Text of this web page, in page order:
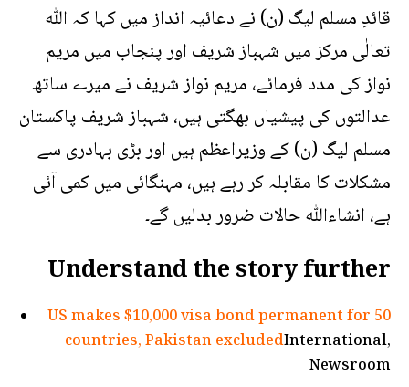
قائدِ مسلم لیگ (ن) نے دعائیہ انداز میں کہا کہ اللّٰه
تعالٰی مرکز میں شہباز شریف اور پنجاب میں مریم
نواز کی مدد فرمائے، مریم نواز شریف نے میرے ساتھ
عدالتوں کی پیشیاں بھگتی ہیں، شہباز شریف پاکستان
مسلم لیگ (ن) کے وزیراعظم ہیں اور بڑی بہادری سے
مشکلات کا مقابلہ کر رہے ہیں، مہنگائی میں کمی آئی
ہے، انشاءاللّٰه حالات ضرور بدلیں گے۔
Understand the story further
US makes $10,000 visa bond permanent for 50
countries, Pakistan excludedInternational,
Newsroom